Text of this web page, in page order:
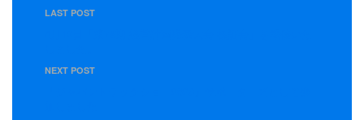
LAST POST
NEXT POST